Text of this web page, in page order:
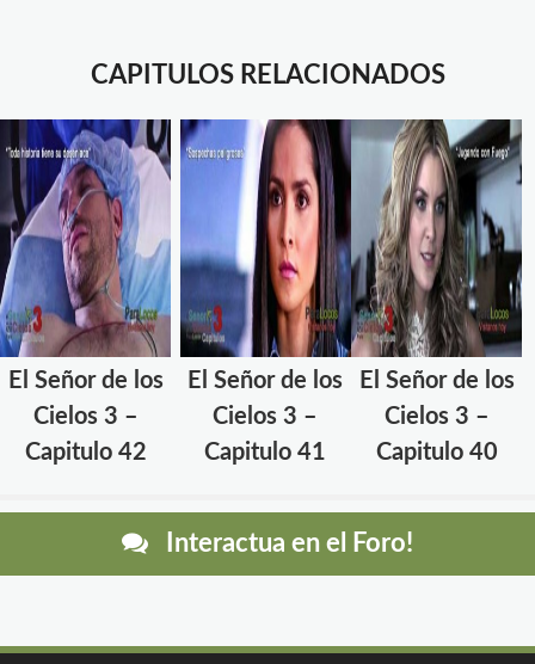
CAPITULOS RELACIONADOS
El Señor de los
Cielos 3 –
Capitulo 42
El Señor de los
Cielos 3 –
Capitulo 41
El Señor de los
Cielos 3 –
Capitulo 40
Interactua en el Foro!